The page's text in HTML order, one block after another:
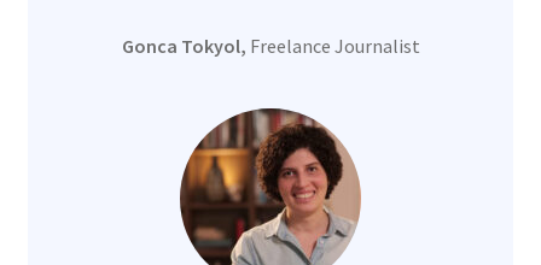
Gonca Tokyol, Freelance Journalist